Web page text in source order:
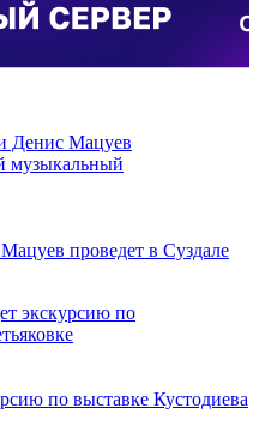
проведет в Суздале
по выставке Кустодиева